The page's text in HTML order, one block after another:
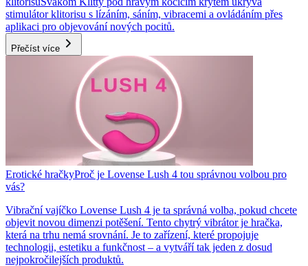
stimulátor klitorisu s lízáním, sáním, vibracemi a ovládáním přes
aplikaci pro objevování nových pocitů.
Přečíst více
Erotické hračkyProč je Lovense Lush 4 tou správnou volbou pro
vás?
Vibrační vajíčko Lovense Lush 4 je ta správná volba, pokud chcete
objevit novou dimenzi potěšení. Tento chytrý vibrátor je hračka,
která na trhu nemá srovnání. Je to zařízení, které propojuje
technologii, estetiku a funkčnost – a vytváří tak jeden z dosud
nejpokročilejších produktů.